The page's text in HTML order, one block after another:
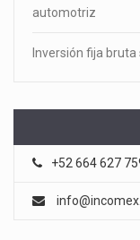
automotriz
Inversión fija
+52 664 627